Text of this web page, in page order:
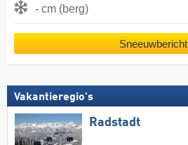
- cm (berg)
Sneeuwbericht
Vakantieregio's
Radstadt